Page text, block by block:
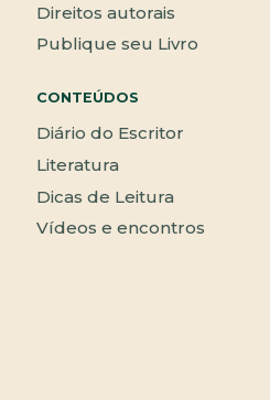
Direitos autorais
Publique seu Livro
CONTEÚDOS
Diário do Escritor
Literatura
Dicas de Leitura
Vídeos e encontros